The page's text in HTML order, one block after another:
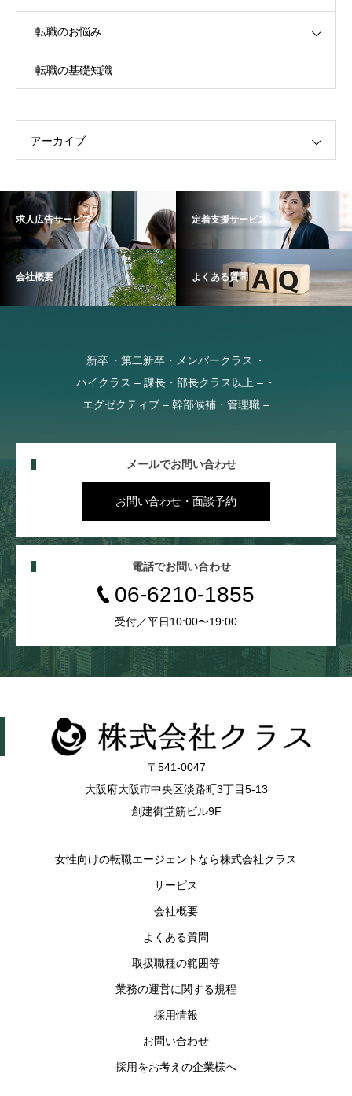
転職のお悩み
転職の基礎知識
アーカイブ
求人広告サービス 定着支援サービス
会社概要 よくある質問
新卒
第二新卒・メンバークラス
ハイクラス – 課長・部長クラス以上 –
エグゼクティブ – 幹部候補・管理職 –
メールでお問い合わせ
お問い合わせ・面談予約
電話でお問い合わせ
06-6210-1855
受付／平日10:00〜19:00
〒541-0047
大阪府大阪市中央区淡路町3丁目5-13
創建御堂筋ビル9F
女性向けの転職エージェントなら株式会社クラス
サービス
会社概要
よくある質問
取扱職種の範囲等
業務の運営に関する規程
採用情報
お問い合わせ
採用をお考えの企業様へ